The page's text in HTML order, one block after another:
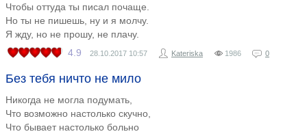
Чтобы оттуда ты писал почаще.
Но ты не пишешь, ну и я молчу.
Я жду, но не прошу, не плачу.
4.9
28.10.2017 10:57 Kateriska 1986 0
Без тебя ничто не мило
Никогда не могла подумать,
Что возможно настолько скучно,
Что бывает настолько больно